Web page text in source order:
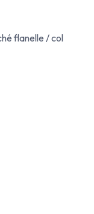
flanelle / col